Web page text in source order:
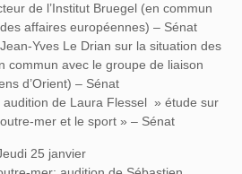
de l’Institut Bruegel (en commun
affaires européennes) – Sénat
Yves Le Drian sur la situation des
commun avec le groupe de liaison
d’Orient) – Sénat
audition de Laura Flessel » étude sur
mer et le sport » – Sénat
25 janvier